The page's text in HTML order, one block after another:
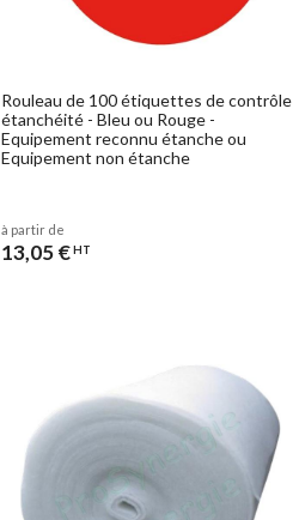
Rouleau de 100 étiquettes de contrôle
étanchéité - Bleu ou Rouge -
Equipement reconnu étanche ou
Equipement non étanche
à partir de
13,05 €HT